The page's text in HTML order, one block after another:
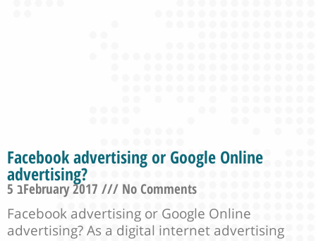
Facebook advertising or Google Online
advertising?
5 בFebruary 2017
No Comments
Facebook advertising or Google Online
advertising? As a digital internet advertising